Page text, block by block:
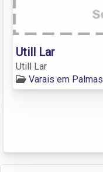
Utill Lar
Utill Lar
Varais em Palmas